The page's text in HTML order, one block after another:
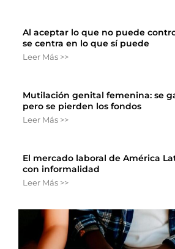
Al aceptar lo que no puede
se centra en lo que sí puede
Leer Más >>
Mutilación genital femenina: se
pero se pierden los fondos
Leer Más >>
El mercado laboral de América
con informalidad
Leer Más >>